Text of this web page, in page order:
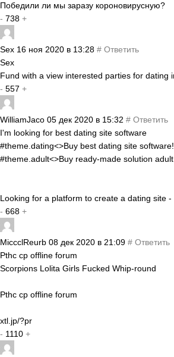
Победили ли мы заразу короновирусную?
- 738 +
Sex 16 ноя 2020 в 13:28 # Ответить
Sex
Fund with a view interested parties for dating
- 557 +
WilliamJaco 05 дек 2020 в 15:32 # Ответить
I'm looking for best dating site software
#theme.dating<>Buy best dating site
#theme.adult<>Buy ready-made solution
Looking for a platform to create a dating site
- 668 +
MiccclReurb 08 дек 2020 в 21:09 # Ответить
Pthc cp offline forum
Scorpions Lolita Girls Fucked Whip-round
Pthc cp offline forum
xtl.jp/?pr
- 1110 +